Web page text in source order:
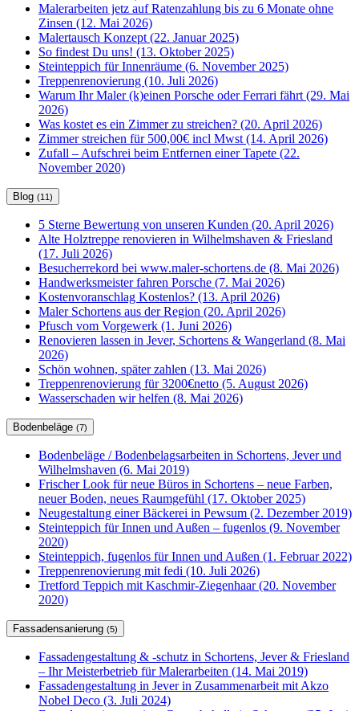
Malerarbeiten jetz auf Ratenzahlung bis zu 6 Monate ohne
Zinsen (12. Mai 2026)
Malertausch Konzept (22. Januar 2025)
So findest Du uns! (13. Oktober 2025)
Steinteppich für Innenräume (6. November 2025)
Treppenrenovierung (10. Juli 2026)
Warum Ihr Maler (k)einen Porsche oder Ferrari fährt (29. Mai
2026)
Was kostet es ein Zimmer zu streichen? (20. April 2026)
Zimmer streichen für 500,00€ incl Mwst (14. April 2026)
Zufall – Aufschrei beim Entfernen einer Tapete (22.
November 2020)
Blog (11)
5 Sterne Bewertung von unseren Kunden (20. April 2026)
Alte Holztreppe renovieren in Wilhelmshaven & Friesland
(17. Juli 2026)
Besucherrekord bei www.maler-schortens.de (8. Mai 2026)
Handwerksmeister fahren Porsche (7. Mai 2026)
Kostenvoranschlag Kostenlos? (13. April 2026)
Maler Schortens aus der Region (20. April 2026)
Pfusch vom Vorgewerk (1. Juni 2026)
Renovieren lassen in Jever, Schortens & Wangerland (8. Mai
2026)
Schön wohnen, später zahlen (13. Mai 2026)
Treppenrenovierung für 3200€netto (5. August 2026)
Wasserschaden wir helfen (8. Mai 2026)
Bodenbeläge (7)
Bodenbeläge / Bodenbelagsarbeiten in Schortens, Jever und
Wilhelmshaven (6. Mai 2019)
Frischer Look für neue Büros in Schortens – neue Farben,
neuer Boden, neues Raumgefühl (17. Oktober 2025)
Neugestaltung einer Bäckerei in Pewsum (2. Dezember 2019)
Steinteppich für Innen und Außen – fugenlos (9. November
2020)
Steinteppich, fugenlos für Innen und Außen (1. Februar 2022)
Treppenrenovierung mit fedi (10. Juli 2026)
Tretford Teppich mit Kaschmir-Ziegenhaar (20. November
2020)
Fassadensanierung (5)
Fassadengestaltung & -schutz in Schortens, Jever & Friesland
– Ihr Meisterbetrieb für Malerarbeiten (14. Mai 2019)
Fassadengestaltung in Jever in Zusammenarbeit mit Akzo
Nobel Deco (3. Juli 2024)